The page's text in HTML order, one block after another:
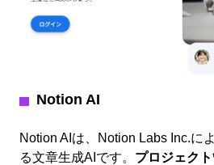
Notion AI
Notion AIは、Notion Labs Inc.に
る文章生成AIです。 プロジェク